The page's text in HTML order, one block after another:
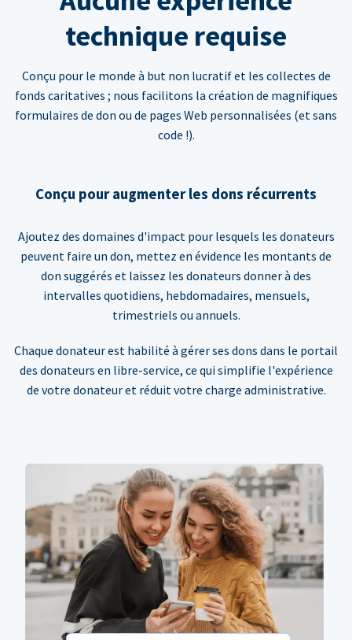
technique requise
Conçu pour le monde à but non lucratif et les collectes de
fonds caritatives ; nous facilitons la création de magnifiques
formulaires de don ou de pages Web personnalisées (et sans
code !).
Conçu pour augmenter les dons récurrents
Ajoutez des domaines d'impact pour lesquels les donateurs
peuvent faire un don, mettez en évidence les montants de
don suggérés et laissez les donateurs donner à des
intervalles quotidiens, hebdomadaires, mensuels,
trimestriels ou annuels.
Chaque donateur est habilité à gérer ses dons dans le portail
des donateurs en libre-service, ce qui simplifie l'expérience
de votre donateur et réduit votre charge administrative.